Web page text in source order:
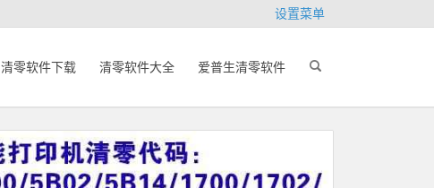
设置菜单
清零软件下载 清零软件大全 爱普生清零软件